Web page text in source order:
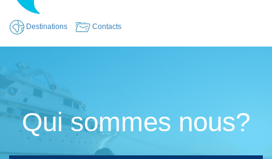
Destinations Contacts
Qui sommes nous?